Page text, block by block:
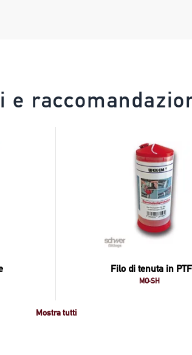
e
Filo di tenuta in
MO-SH
Mostra tutti